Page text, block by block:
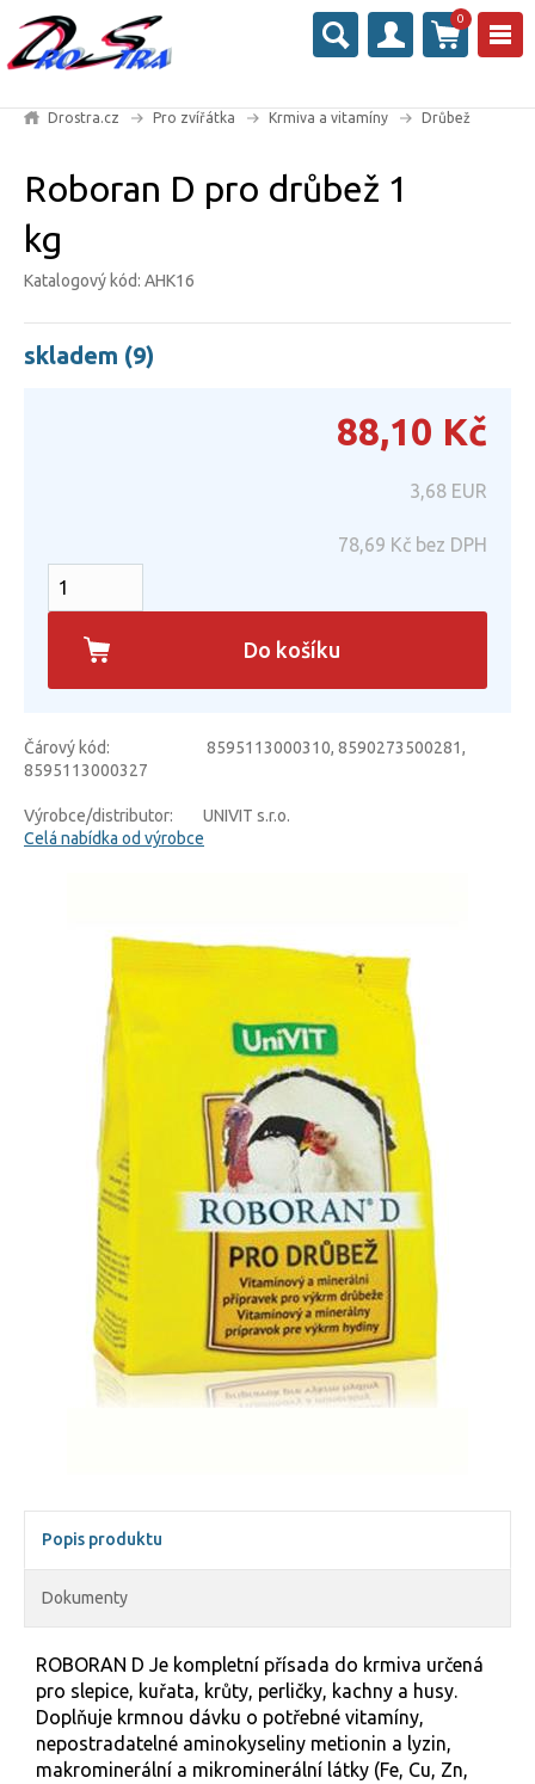
0
Drostra.cz Pro zvířátka Krmiva a vitamíny Drůbež
Roboran D pro drůbež 1
kg
Katalogový kód: AHK16
skladem (9)
88,10 Kč
3,68 EUR
78,69 Kč bez DPH
Do košíku
Čárový kód:
8595113000310, 8590273500281,
8595113000327
Výrobce/distributor:
UNIVIT s.r.o.
Celá nabídka od výrobce
Popis produktu
Dokumenty
ROBORAN D Je kompletní přísada do krmiva určená
pro slepice, kuřata, krůty, perličky, kachny a husy.
Doplňuje krmnou dávku o potřebné vitamíny,
nepostradatelné aminokyseliny metionin a lyzin,
makrominerální a mikrominerální látky (Fe, Cu, Zn,